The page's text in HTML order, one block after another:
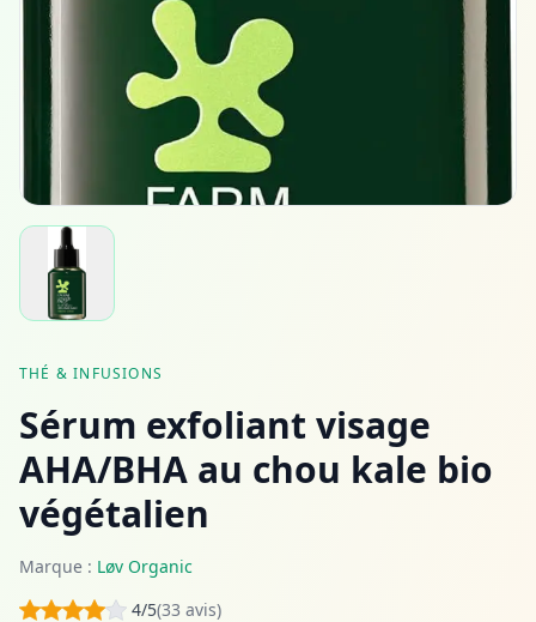
THÉ & INFUSIONS
Sérum exfoliant visage
AHA/BHA au chou kale bio
végétalien
Marque : Løv Organic
4/5(33 avis)